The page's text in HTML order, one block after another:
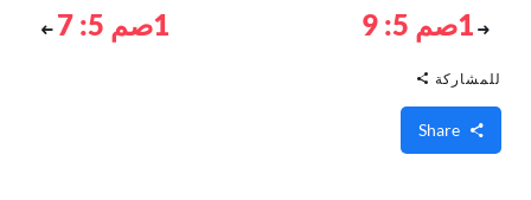
1صم 5: 9 1صم 5: 7
للمشاركة